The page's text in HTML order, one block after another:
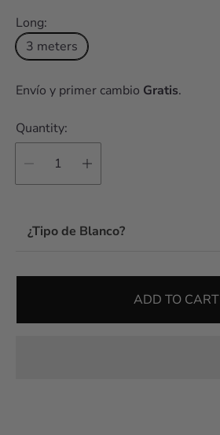
c
e
Long:
3 meters
Envío y primer cambio Gratis.
Quantity:
¿Tipo de Blanco?
ADD TO CART